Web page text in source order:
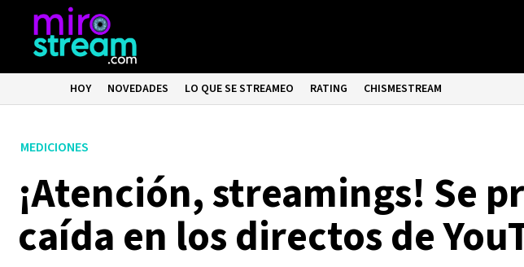
HOY NOVEDADES LO QUE SE STREAMEO RATING CHISMESTREAM
MEDICIONES
¡Atención, streamings! Se
caída en los directos de